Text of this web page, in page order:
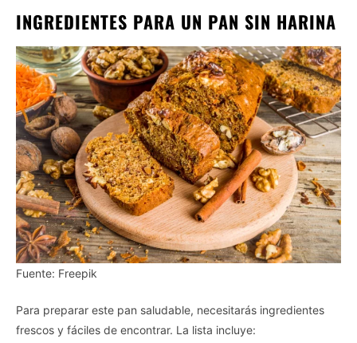
INGREDIENTES PARA UN PAN SIN HARINA
Fuente: Freepik
Para preparar este pan saludable, necesitarás ingredientes
frescos y fáciles de encontrar. La lista incluye: